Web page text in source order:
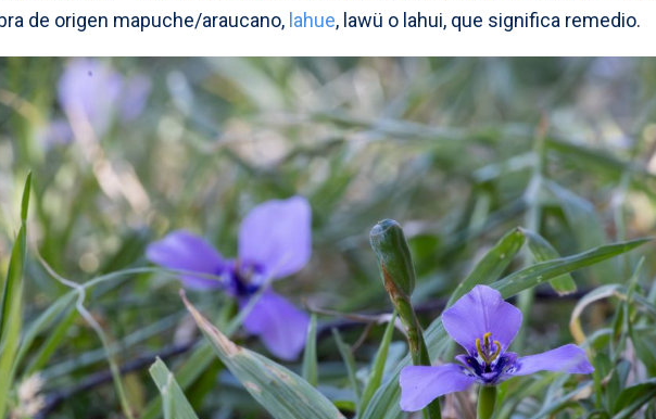
de origen mapuche/araucano, lahue, lawü o lahui, que significa remedio.